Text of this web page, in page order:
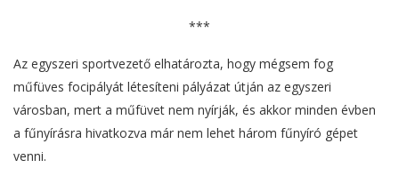
***
Az egyszeri sportvezető elhatározta, hogy mégsem fog
műfüves focipályát létesíteni pályázat útján az egyszeri
városban, mert a műfüvet nem nyírják, és akkor minden évben
a fűnyírásra hivatkozva már nem lehet három fűnyíró gépet
venni.